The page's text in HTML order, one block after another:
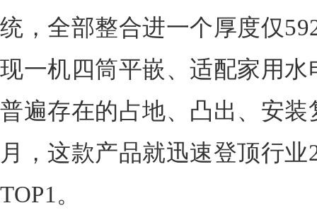
统，全部整合进一个厚度仅
现一机四筒平嵌、适配家用
普遍存在的占地、凸出、安
月，这款产品就迅速登顶行
TOP1。